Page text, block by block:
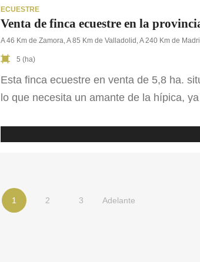
ECUESTRE
Venta de finca ecuestre en la
A 46 Km de Zamora, A 85 Km de Valladolid, A 240 Km de
5 (ha)
Esta finca ecuestre en venta de 5,8 ha.
lo que necesita un amante de la hípica,
ecuestre encontramos una nave de 16
1 2 3 Adelante